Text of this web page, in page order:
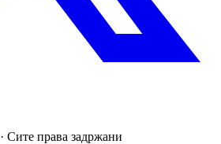
Сите права задржани